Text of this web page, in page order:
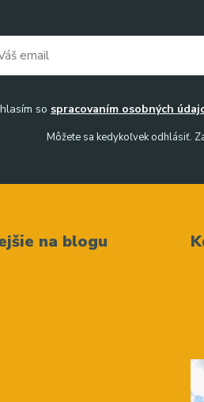
so spracovaním osobných
Môžete sa kedykoľvek odhlásiť.
na blogu